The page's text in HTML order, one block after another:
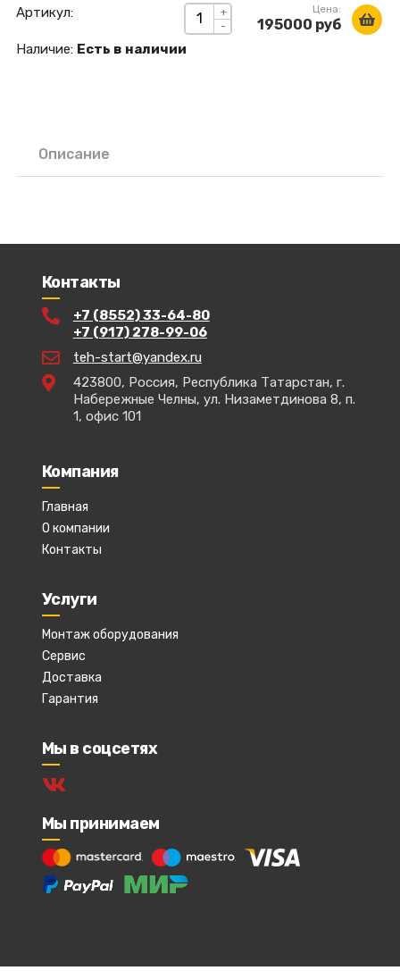
+
-
Цена:
195000 руб
Артикул:
Наличие: Есть в наличии
Описание
Контакты
+7 (8552) 33-64-80
+7 (917) 278-99-06
teh-start@yandex.ru
423800, Россия, Республика Татарстан, г.
Набережные Челны, ул. Низаметдинова 8, п.
1, офис 101
Компания
Главная
О компании
Контакты
Услуги
Монтаж оборудования
Сервис
Доставка
Гарантия
Мы в соцсетях
Мы принимаем